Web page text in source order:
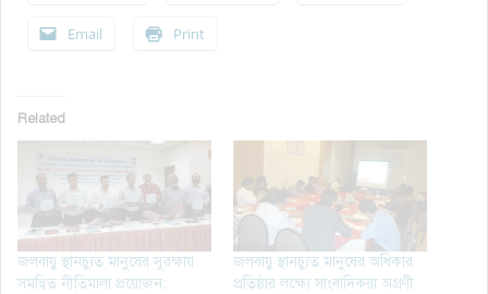
Email Print
Related
জলবায়ু স্থানচ্যুত মানুষের সুরক্ষায়
সমন্বিত নীতিমালা প্রয়োজন:
জলবায়ু স্থানচ্যুত মানুষের অধিকার
প্রতিষ্ঠার লক্ষ্যে সাংবাদিকরা অগ্রণী